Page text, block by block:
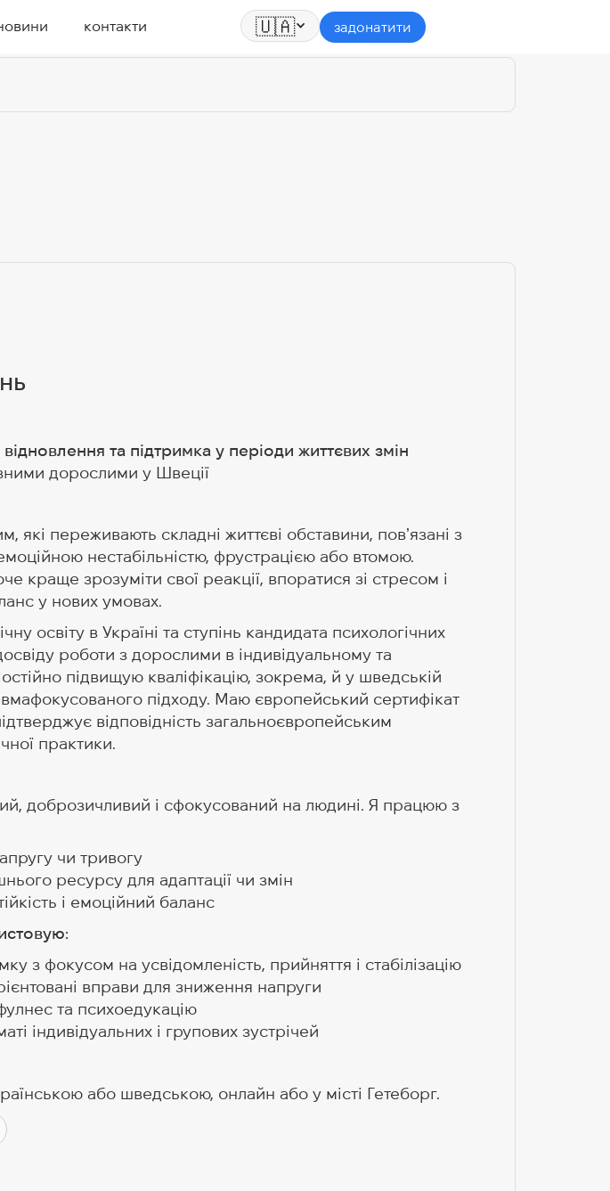
контакти 🇺🇦 задонатити
та підтримка у періоди життєвих змін
дорослими у Швеції
які переживають складні життєві обставини, повʼязані з
нестабільністю, фрустрацією або втомою.
краще зрозуміти свої реакції, впоратися зі стресом і
у нових умовах.
освіту в Україні та ступінь кандидата психологічних
роботи з дорослими в індивідуальному та
підвищую кваліфікацію, зокрема, й у шведській
підходу. Маю європейський сертифікат
відповідність загальноєвропейським
практики.
доброзичливий і сфокусований на людині. Я працюю з
чи тривогу
ресурсу для адаптації чи змін
і емоційний баланс
з фокусом на усвідомленість, прийняття і стабілізацію
вправи для зниження напруги
та психоедукацію
індивідуальних і групових зустрічей
або шведською, онлайн або у місті Гетеборг.